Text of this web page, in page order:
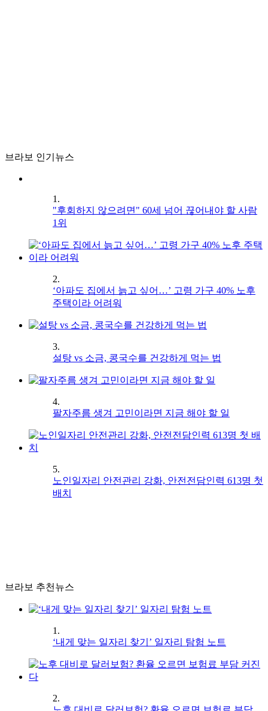
브라보 인기뉴스
1.
"후회하지 않으려면" 60세 넘어 끊어내야 할 사람
1위
2.
‘아파도 집에서 늙고 싶어…’ 고령 가구 40% 노후
주택이라 어려워
3.
설탕 vs 소금, 콩국수를 건강하게 먹는 법
4.
팔자주름 생겨 고민이라면 지금 해야 할 일
5.
노인일자리 안전관리 강화, 안전전담인력 613명 첫
배치
브라보 추천뉴스
1.
‘내게 맞는 일자리 찾기’ 일자리 탐험 노트
2.